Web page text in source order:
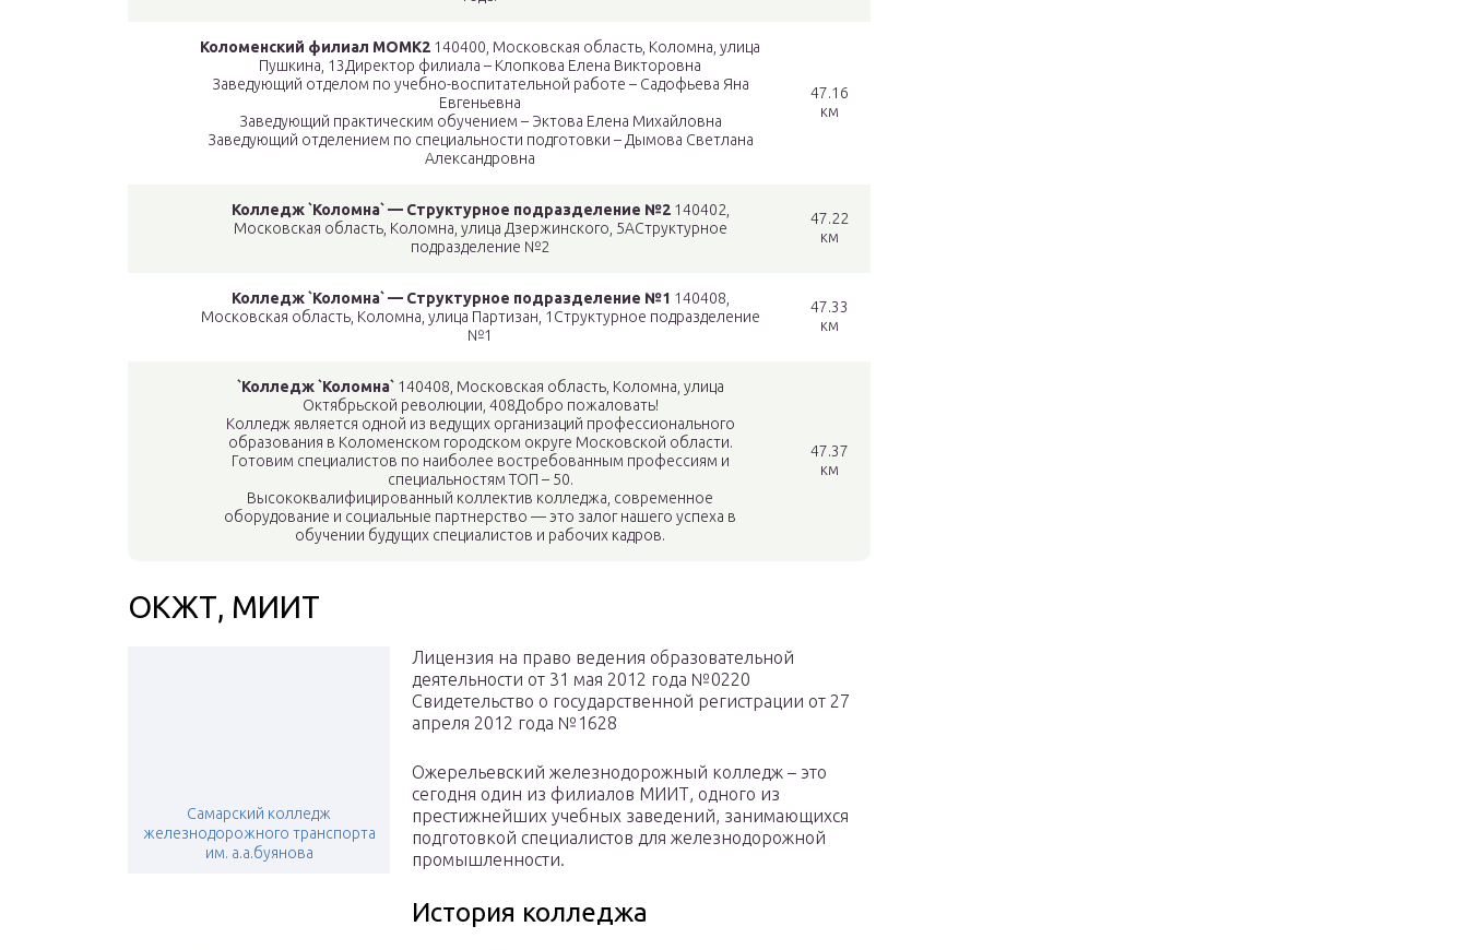
Коломенский филиал МОМК2 140400, Московская область, Коломна, улица
Пушкина, 13Директор филиала – Клопкова Елена Викторовна
Заведующий отделом по учебно-воспитательной работе – Садофьева Яна
Евгеньевна
Заведующий практическим обучением – Эктова Елена Михайловна
Заведующий отделением по специальности подготовки – Дымова Светлана
Александровна
47.16
км
Колледж `Коломна` — Структурное подразделение №2140402,
Московская область, Коломна, улица Дзержинского, 5АСтруктурное
подразделение №2
47.22
км
Колледж `Коломна` — Структурное подразделение №1 140408,
Московская область, Коломна, улица Партизан, 1Структурное подразделение
№1
47.33
км
`Колледж `Коломна`140408, Московская область, Коломна, улица
Октябрьской революции, 408Добро пожаловать!
Колледж является одной из ведущих организаций профессионального
образования в Коломенском городском округе Московской области.
Готовим специалистов по наиболее востребованным профессиям и
специальностям ТОП – 50.
Высококвалифицированный коллектив колледжа, современное
оборудование и социальные партнерство — это залог нашего успеха в
обучении будущих специалистов и рабочих кадров.
47.37
км
ОКЖТ, МИИТ
Самарский колледж
железнодорожного транспорта
им. а.а.буянова
Лицензия на право ведения образовательной
деятельности от 31 мая 2012 года №0220
Свидетельство о государственной регистрации от 27
апреля 2012 года №1628
Ожерельевский железнодорожный колледж – это
сегодня один из филиалов МИИТ, одного из
престижнейших учебных заведений, занимающихся
подготовкой специалистов для железнодорожной
промышленности.
История колледжа